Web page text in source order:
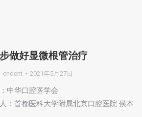
做好显微根管治疗
cndent 2021年5月27日
中华口腔医学会
：首都医科大学附属北京口腔医院 侯本